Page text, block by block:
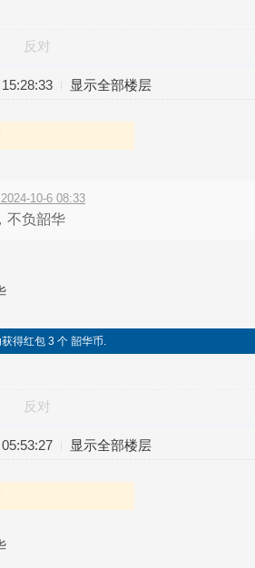
反对
显示全部楼层
10-6 08:33
不负韶华
得红包 3 个 韶华币.
反对
显示全部楼层